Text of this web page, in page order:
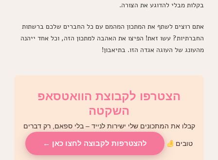
בקלות מבלי להדוגע את הצורה.
אתם רוצים לשתף את המתכון המהמם עם כל החברים שלכם ברשתות
החברתיות? עשו זאת! הפיצו את האהבה למתכון הזה, וכל אחד ייהנה
מהעונג של העוגה אגדה הזו. בתיאבון!
הצטרפו לקבוצת הוואטסאפ
השקטה
קבלו את המתכונים שלי ישירות לנייד – בלי ספאם, רק דברים
טובים להצטרפות לקבוצה לחצו כאן ←